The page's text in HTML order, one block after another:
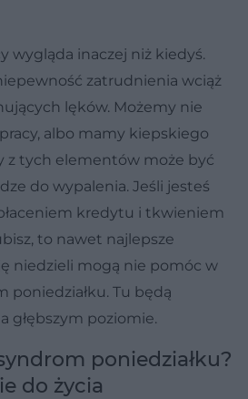
wygląda inaczej niż kiedyś.
zatrudnienia wciąż
lęków. Możemy nie
albo mamy kiepskiego
z tych elementów może być
do wypalenia. Jeśli jesteś
kredytu i tkwieniem
to nawet najlepsze
niedzieli mogą nie pomóc w
poniedziałku. Tu będą
głębszym poziomie.
poniedziałku?
do życia